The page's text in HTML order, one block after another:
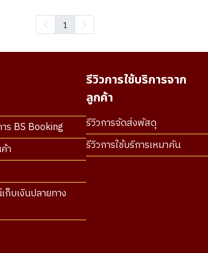
1
ร BS Booking
า
บเงินปลายทาง
รีวิวการใช้บริการจาก
ลูกค้า
รีวิวการจัดส่งพัสดุ
รีวิวการใช้บริการเหมาคัน